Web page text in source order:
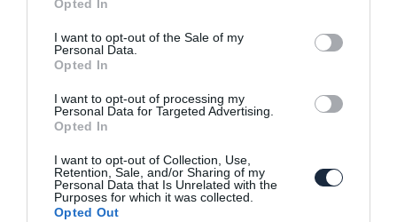
use your data for below specified purposes in below Google
consent section.
Opted In
I want to opt-out of the Sale of my
Personal Data.
Opted In
I want to opt-out of processing my
Personal Data for Targeted Advertising.
Opted In
I want to opt-out of Collection, Use,
Retention, Sale, and/or Sharing of my
Personal Data that Is Unrelated with the
Purposes for which it was collected.
Opted Out
Sejtelmes képen a Fiat Linea utódja